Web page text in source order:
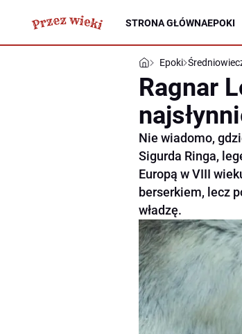
STRONA GŁÓWNAEPOKI
Epoki
Ragnar
Nie wiadomo,
Sigurda Ringa,
Europą w VIII
berserkiem, lecz
władzę.